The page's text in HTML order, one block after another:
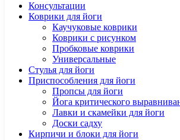
Консультации
Коврики для йоги
Каучуковые коврики
Коврики с рисунком
Пробковые коврики
Универсальные
Стулья для йоги
Приспособления для йоги
Пропсы для йоги
Йога критического
Лавки и скамейки для йоги
Доски садху
Кирпичи и блоки для йоги